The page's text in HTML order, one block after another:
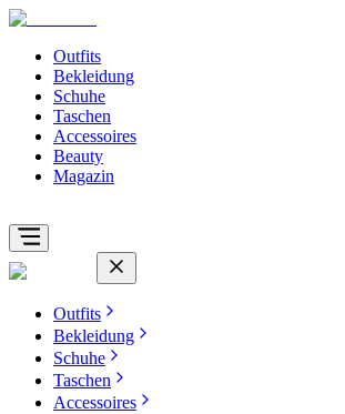
Outfits
Bekleidung
Schuhe
Taschen
Accessoires
Beauty
Magazin
Outfits
Bekleidung
Schuhe
Taschen
Accessoires